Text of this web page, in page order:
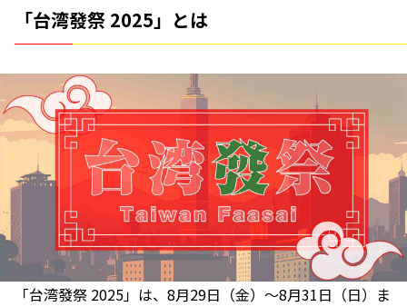
「台湾發祭 2025」とは
「台湾發祭 2025」は、8月29日（金）～8月31日（日）ま